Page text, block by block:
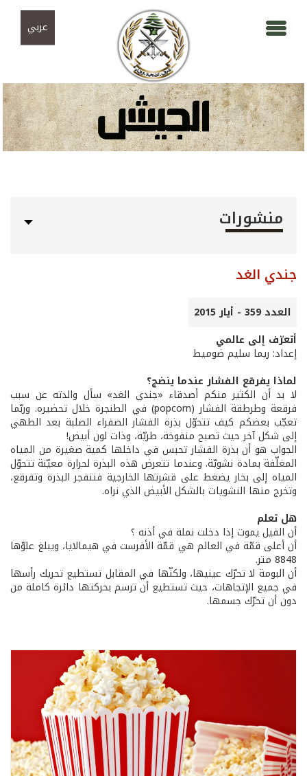
عربي
منشورات
جندي الغد
العدد 359 - أيار 2015
أتعرّف إلى عالمي
إعداد: ريما سليم ضوميط
لماذا يفرقع الفشار عندما ينضج؟
لا بد أن الكثير منكم أصدقاء «جندي الغد» سأل والدته عن سبب
فرقعة وطرطقة الفشار (popcorn) في الطنجرة خلال تحضيره. وربّما
تعجّب بعضكم كيف تتحوّل بذرة الفشار الصفراء الصلبة بعد الطهي
إلى شكل آخر حيث تصبح منفوخة، طريّة، وذات لون أبيض!
الجواب هو أن بذرة الفشار تحبس في داخلها كمية صغيرة من المياه
المغلّفة بمادة نشويّة. وعندما تتعرض هذه البذرة لحرارة معيّنة تتحوّل
المياه إلى بخار يضغط على قشرتها الخارجية فتنفجر البذرة وتفرقع،
وتخرج منها النشويات بالشكل الأبيض الذي نراه.
هل تعلم
أن الفيل يموت إذا دخلت نملة في أذنه ؟
أن أعلى قمّة في العالم هي قمّة الأفرست في هيمالايا، ويبلغ علوّها
8848 متر.
أن البومة لا تحرّك عينيها، ولكنّها في المقابل تستطيع تحريك رأسها
في جميع الإتجاهات، حيث تستطيع أن ترسم بحركتها دائرة كاملة من
دون أن تحرّك جسمها.